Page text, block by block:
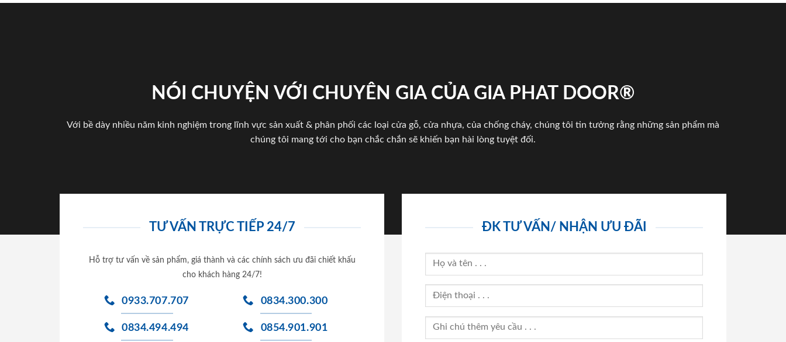
NÓI CHUYỆN VỚI CHUYÊN GIA CỦA GIA PHAT DOOR®
Với bề dày nhiều năm kinh nghiệm trong lĩnh vực sản xuất & phân phối các loại cửa gỗ, cửa nhựa, của chống cháy, chúng tôi tin tưởng rằng những sản phẩm mà
chúng tôi mang tới cho bạn chắc chắn sẽ khiến bạn hài lòng tuyệt đối.
TƯ VẤN TRỰC TIẾP 24/7
Hỗ trợ tư vấn về sản phẩm, giá thành và các chính sách ưu đãi chiết khấu
cho khách hàng 24/7!
0933.707.707
0834.494.494
0834.300.300
0854.901.901
ĐK TƯ VẤN/ NHẬN ƯU ĐÃI